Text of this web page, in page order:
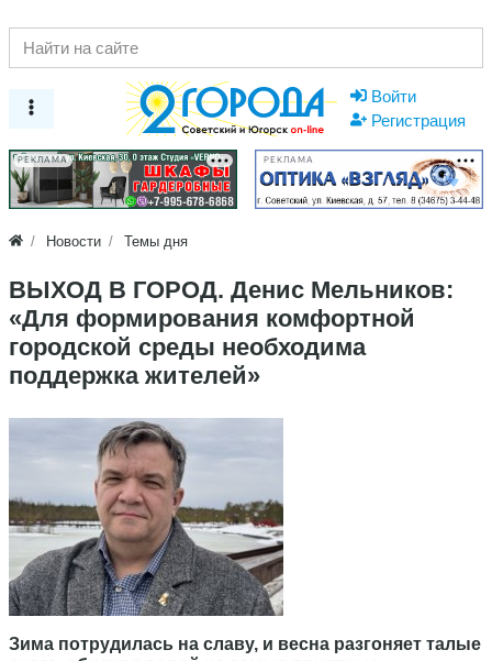
Войти
Регистрация
РЕКЛАМА РЕКЛАМА
Новости Темы дня
ВЫХОД В ГОРОД. Денис Мельников:
«Для формирования комфортной
городской среды необходима
поддержка жителей»
Зима потрудилась на славу, и весна разгоняет талые